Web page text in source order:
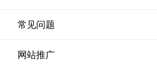
常见问题
网站推广